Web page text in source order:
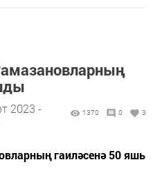
2023 -
1370 0 3
гаиләсенә 50 яшь